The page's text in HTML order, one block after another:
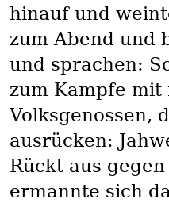
hinauf und
zum Abend und
und sprachen:
zum Kampfe mit
Volksgenossen,
ausrücken:
Rückt aus gegen
ermannte sich